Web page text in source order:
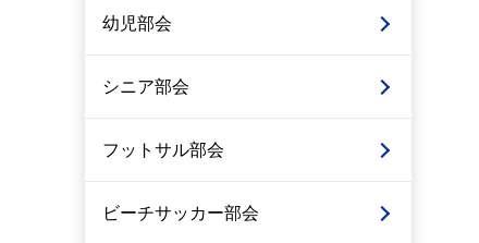
幼児部会
シニア部会
フットサル部会
ビーチサッカー部会